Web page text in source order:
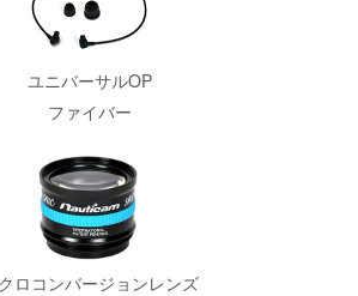
ユニバーサルOP
ファイバー
ロコンバージョンレンズ